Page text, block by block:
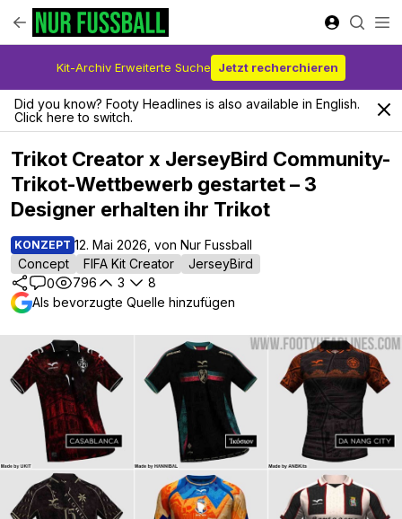
Kit-Archiv Erweiterte Suche Jetzt recherchieren
Did you know? Footy Headlines is also available in English.
Click here to switch.
Trikot Creator x JerseyBird Community-
Trikot-Wettbewerb gestartet – 3
Designer erhalten ihr Trikot
KONZEPT 12. Mai 2026, von Nur Fussball
Concept
FIFA Kit Creator
JerseyBird
0
796 3
8
Als bevorzugte Quelle hinzufügen